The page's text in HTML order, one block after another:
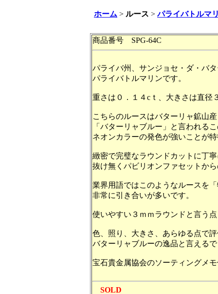
ホーム > ルース > パライバトルマ
商品番号 SPG-64C
パライバ州、サンジョセ・ダ・バ
パライバトルマリンです。
重さは０．１４cｔ、大きさは直径
こちらのルースはバターリャ鉱山
「バターリャブルー」と言われる
ネオンカラーの発色が強いことが
緻密で完璧なラウンドカットに丁
抜け無くパビリオンファセットか
業界用語ではこのようなルースを
非常に引き合いが多いです。
使いやすい３ｍｍラウンドと言う
色、照り、大きさ、あらゆる点で
バターリャブルーの逸品と言える
宝石貴金属協会のソーティングメ
SOLD